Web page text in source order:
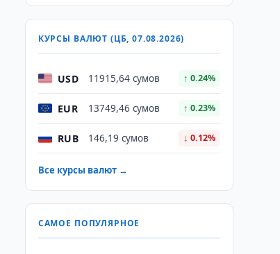
КУРСЫ ВАЛЮТ (ЦБ, 07.08.2026)
USD 11915,64 сумов ↑ 0.24%
EUR 13749,46 сумов ↑ 0.23%
RUB 146,19 сумов ↓ 0.12%
Все курсы валют →
САМОЕ ПОПУЛЯРНОЕ